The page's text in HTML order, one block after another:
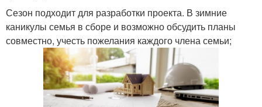
Сезон подходит для разработки проекта. В зимние
каникулы семья в сборе и возможно обсудить планы
совместно, учесть пожелания каждого члена семьи;